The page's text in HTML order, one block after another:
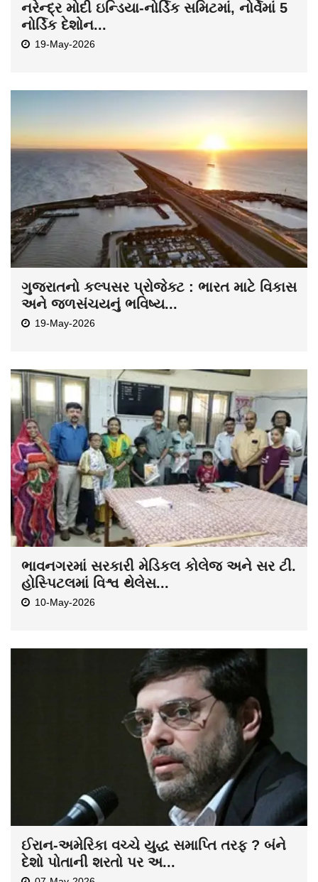
નરેન્દ્ર મોદી ઇન્ડિયા-નોર્ડિક સમિટમાં, નોર્વેમાં 5
નોર્ડિક દેશોન...
19-May-2026
ગુજરાતનો કલ્પસર પ્રોજેક્ટ : ભારત માટે વિકાસ
અને જળસંચયનું ભવિષ્ય...
19-May-2026
ભાવનગરમાં સરકારી મેડિકલ કોલેજ અને સર ટી.
હોસ્પિટલમાં વિશ્વ થેલેસ...
10-May-2026
ઈરાન-અમેરિકા વચ્ચે યુદ્ધ સમાપ્તિ તરફ ? બંને
દેશો પોતાની શરતો પર અ...